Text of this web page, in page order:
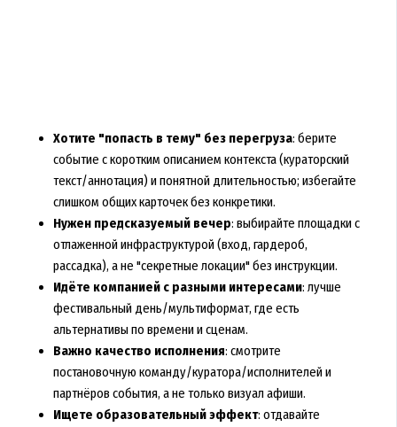
Хотите "попасть в тему" без перегруза: берите
событие с коротким описанием контекста (кураторский
текст/аннотация) и понятной длительностью; избегайте
слишком общих карточек без конкретики.
Нужен предсказуемый вечер: выбирайте площадки с
отлаженной инфраструктурой (вход, гардероб,
рассадка), а не "секретные локации" без инструкции.
Идёте компанией с разными интересами: лучше
фестивальный день/мультиформат, где есть
альтернативы по времени и сценам.
Важно качество исполнения: смотрите
постановочную команду/куратора/исполнителей и
партнёров события, а не только визуал афиши.
Ищете образовательный эффект: отдавайте